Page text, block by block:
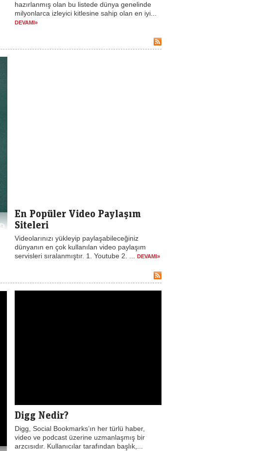
hazırlanmış olan bu listede dünya genelinde
milyonlarca izleyici kitlesine sahip olan en iyi...
DEVAMI»
En Popüler Video Paylaşım
Siteleri
Videolarınızı yükleyip paylaşabileceğiniz
dünyanın en çok kullanılan video paylaşım
servisleri sıralanmıştır. 1. Youtube 2. ...
DEVAMI»
Digg Nedir?
Digg, Social Bookmarks’ın her türlü haber,
video ve podcast üzerine uzmanlaşmış bir
arzcısıdır. Kullanıcılar tarafından başlık,...